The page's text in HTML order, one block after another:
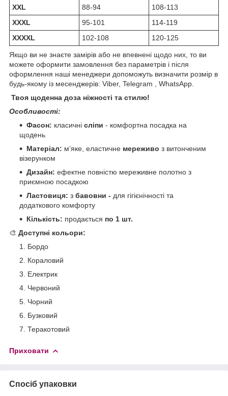
XXL
88-94
108-113
XXXL
95-101
114-119
XXXXL
102-108 120-125
Якщо ви не знаєте замірів або не впевнені щодо них, то ви
можете оформити замовлення без параметрів і після
оформлення наші менеджери допоможуть визначити розмір в
будь-якому із месенджерів: Viber, Telegram , WhatsАpp.
Твоя щоденна доза ніжності та стилю!
Особливості:
Фасон: класичні сліпи - комфортна посадка на
щодень
Матеріал: м’яке, еластичне мереживо з витонченим
візерунком
Дизайн: ефектне повністю мереживне полотно з
приємною посадкою
Ластовиця: з бавовни - для гігієнічності та
додаткового комфорту
Кількість: продається по 1 шт.
🎨 Доступні кольори:
Бордо
Кораловий
Електрик
Червоний
Чорний
Бузковий
Теракотовий
Приховати
Спосіб упаковки